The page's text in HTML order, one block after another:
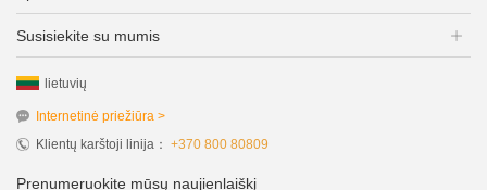
Susisiekite su mumis
lietuvių
Internetinė priežiūra >
Klientų karštoji linija： +370 800 80809
Prenumeruokite mūsų naujienlaiškį